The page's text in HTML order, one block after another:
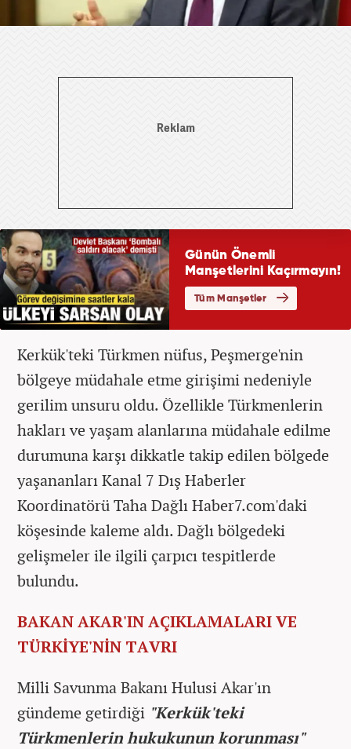
Kerkük'teki Türkmen nüfus, Peşmerge'nin
bölgeye müdahale etme girişimi nedeniyle
gerilim unsuru oldu. Özellikle Türkmenlerin
hakları ve yaşam alanlarına müdahale edilme
durumuna karşı dikkatle takip edilen bölgede
yaşananları Kanal 7 Dış Haberler
Koordinatörü Taha Dağlı Haber7.com'daki
köşesinde kaleme aldı. Dağlı bölgedeki
gelişmeler ile ilgili çarpıcı tespitlerde
bulundu.
BAKAN AKAR'IN AÇIKLAMALARI VE
TÜRKİYE'NİN TAVRI
Milli Savunma Bakanı Hulusi Akar'ın
gündeme getirdiği "Kerkük'teki
Türkmenlerin hukukunun korunması"